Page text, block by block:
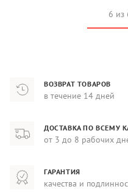
6 из
ВОЗВРАТ ТОВАРОВ
в течение 14 дней
ДОСТАВКА ПО ВСЕМУ
от 3 до 8 рабочих
ГАРАНТИЯ
качества и